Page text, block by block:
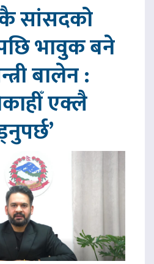
सांसदको
भावुक बने
बालेन :
एक्लै